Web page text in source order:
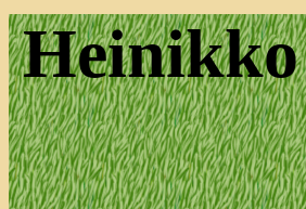
Heinikko